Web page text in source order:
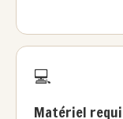
💻
Matériel